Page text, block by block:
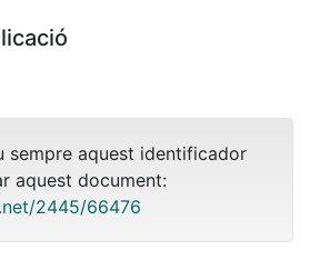
sempre aquest identificador
aquest document:
2445/66476